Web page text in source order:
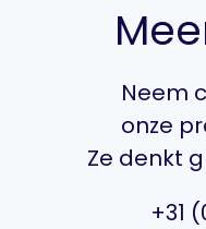
Neem
onze
Ze denkt
+31